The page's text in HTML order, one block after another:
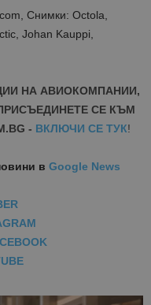
Снимки: Octola,
Johan Kauppi,
НА АВИОКОМПАНИИ,
СЕ КЪМ
- ВКЛЮЧИ СЕ ТУК!
в Google News